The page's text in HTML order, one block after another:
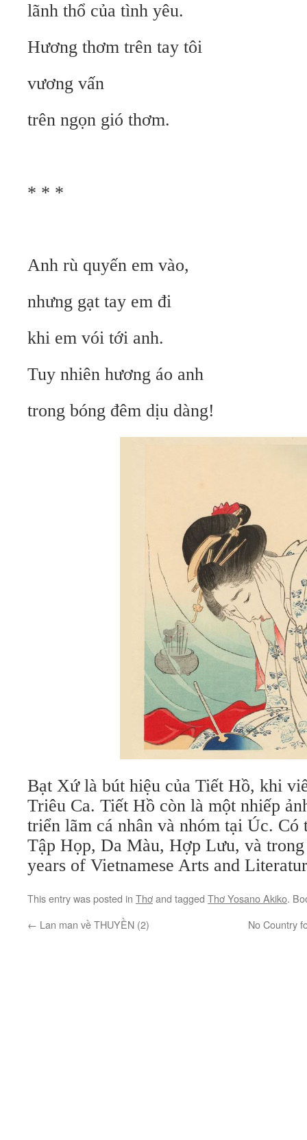
lãnh thổ của tình yêu.
Hương thơm trên tay tôi
vương vấn
trên ngọn gió thơm.
* * *
Anh rù quyến em vào,
nhưng gạt tay em đi
khi em vói tới anh.
Tuy nhiên hương áo anh
trong bóng đêm dịu dàng!
Bạt Xứ là bút hiệu của Tiết Hồ, khi
Triêu Ca. Tiết Hồ còn là một nhiếp
triển lãm cá nhân và nhóm tại Úc. Có
Tập Họp, Da Màu, Hợp Lưu, và trong
years of Vietnamese Arts and
This entry was posted in Thơand tagged Thơ Yosano Akiko.
← Lan man về THUYỀN (2) No Country